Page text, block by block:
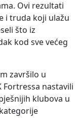
Ovi rezultati
i truda koji ulažu
što iz
kod sve većeg
završilo u
Fortressa nastavili
klubova u